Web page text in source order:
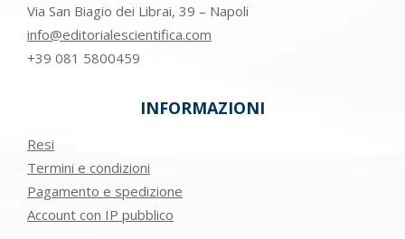
Via San Biagio dei Librai, 39 – Napoli
info@editorialescientifica.com
+39 081 5800459
INFORMAZIONI
Resi
Termini e condizioni
Pagamento e spedizione
Account con IP pubblico